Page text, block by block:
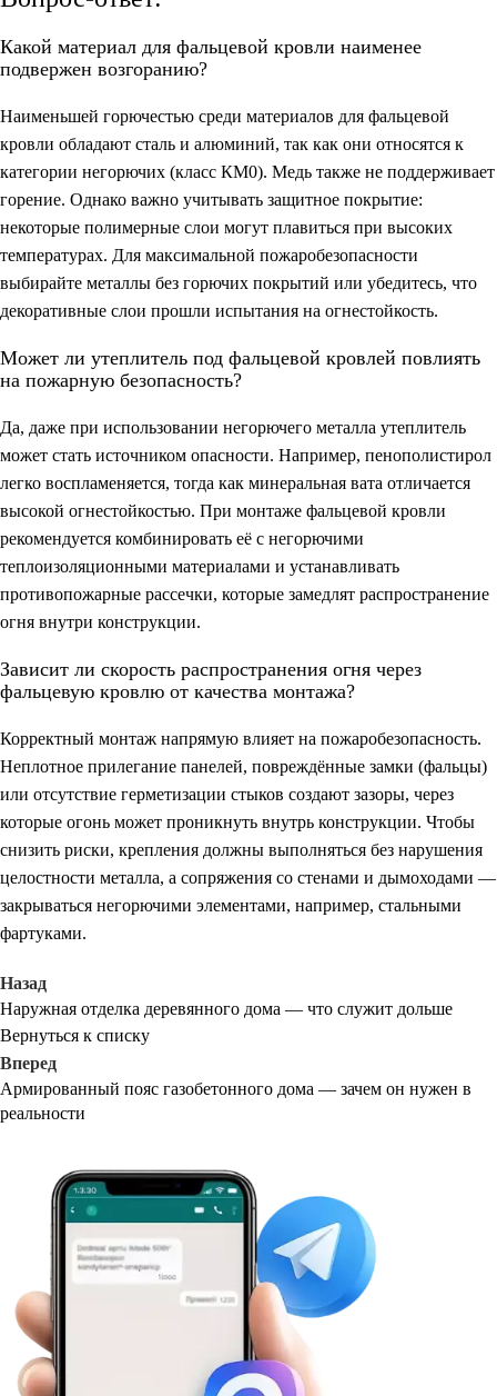
Какой материал для фальцевой кровли наименее
подвержен возгоранию?
Наименьшей горючестью среди материалов для фальцевой
кровли обладают сталь и алюминий, так как они относятся к
категории негорючих (класс КМ0). Медь также не поддерживает
горение. Однако важно учитывать защитное покрытие:
некоторые полимерные слои могут плавиться при высоких
температурах. Для максимальной пожаробезопасности
выбирайте металлы без горючих покрытий или убедитесь, что
декоративные слои прошли испытания на огнестойкость.
Может ли утеплитель под фальцевой кровлей повлиять
на пожарную безопасность?
Да, даже при использовании негорючего металла утеплитель
может стать источником опасности. Например, пенополистирол
легко воспламеняется, тогда как минеральная вата отличается
высокой огнестойкостью. При монтаже фальцевой кровли
рекомендуется комбинировать её с негорючими
теплоизоляционными материалами и устанавливать
противопожарные рассечки, которые замедлят распространение
огня внутри конструкции.
Зависит ли скорость распространения огня через
фальцевую кровлю от качества монтажа?
Корректный монтаж напрямую влияет на пожаробезопасность.
Неплотное прилегание панелей, повреждённые замки (фальцы)
или отсутствие герметизации стыков создают зазоры, через
которые огонь может проникнуть внутрь конструкции. Чтобы
снизить риски, крепления должны выполняться без нарушения
целостности металла, а сопряжения со стенами и дымоходами —
закрываться негорючими элементами, например, стальными
фартуками.
Назад
Наружная отделка деревянного дома — что служит дольше
Вернуться к списку
Вперед
Армированный пояс газобетонного дома — зачем он нужен в
реальности